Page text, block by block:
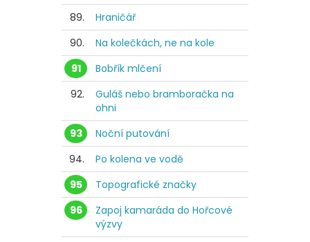
89.
Hraničář
90.
Na kolečkách, ne na kole
91
Bobřík mlčení
92.
Guláš nebo bramboračka na
ohni
93
Noční putování
94.
Po kolena ve vodě
95
Topografické značky
96
Zapoj kamaráda do Hořcové
výzvy